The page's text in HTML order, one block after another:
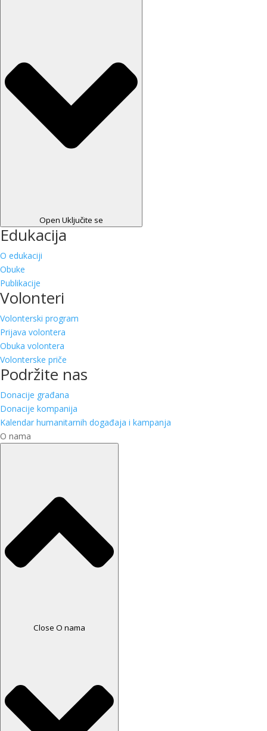
Open Uključite se
Edukacija
O edukaciji
Obuke
Publikacije
Volonteri
Volonterski program
Prijava volontera
Obuka volontera
Volonterske priče
Podržite nas
Donacije građana
Donacije kompanija
Kalendar humanitarnih događaja i kampanja
O nama
Close O nama